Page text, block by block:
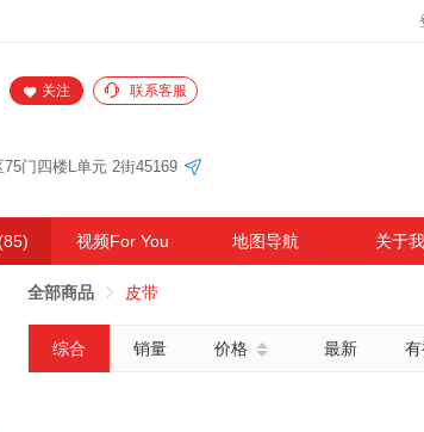
关注 联系客服
门四楼L单元 2街45169
视频For You 地图导航 关于
全部商品 皮带
综合 销量 价格 最新